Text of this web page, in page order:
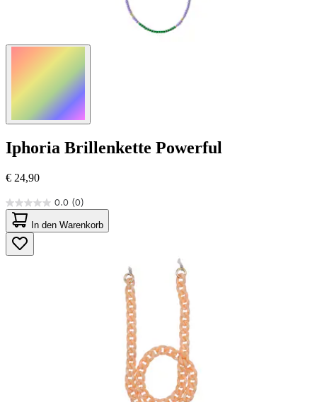
Iphoria Brillenkette Powerful
€ 24,90
0.0 (0)
0.0
von
5
Sternen.
In den Warenkorb